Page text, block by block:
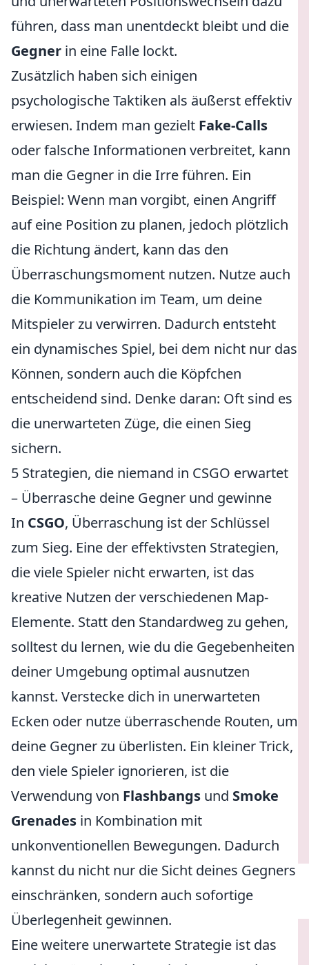
führen, dass man unentdeckt bleibt und die
Gegner in eine Falle lockt.
Zusätzlich haben sich einigen
psychologische Taktiken als äußerst effektiv
erwiesen. Indem man gezielt Fake-Calls
oder falsche Informationen verbreitet, kann
man die Gegner in die Irre führen. Ein
Beispiel: Wenn man vorgibt, einen Angriff
auf eine Position zu planen, jedoch plötzlich
die Richtung ändert, kann das den
Überraschungsmoment nutzen. Nutze auch
die Kommunikation im Team, um deine
Mitspieler zu verwirren. Dadurch entsteht
ein dynamisches Spiel, bei dem nicht nur das
Können, sondern auch die Köpfchen
entscheidend sind. Denke daran: Oft sind es
die unerwarteten Züge, die einen Sieg
sichern.
5 Strategien, die niemand in CSGO erwartet
– Überrasche deine Gegner und gewinne
In CSGO, Überraschung ist der Schlüssel
zum Sieg. Eine der effektivsten Strategien,
die viele Spieler nicht erwarten, ist das
kreative Nutzen der verschiedenen Map-
Elemente. Statt den Standardweg zu gehen,
solltest du lernen, wie du die Gegebenheiten
deiner Umgebung optimal ausnutzen
kannst. Verstecke dich in unerwarteten
Ecken oder nutze überraschende Routen, um
deine Gegner zu überlisten. Ein kleiner Trick,
den viele Spieler ignorieren, ist die
Verwendung von Flashbangs und Smoke
Grenades in Kombination mit
unkonventionellen Bewegungen. Dadurch
kannst du nicht nur die Sicht deines Gegners
einschränken, sondern auch sofortige
Überlegenheit gewinnen.
Eine weitere unerwartete Strategie ist das